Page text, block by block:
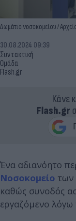
Δωμάτιο νοσοκομείου /
Συντακτική
Ομάδα
Flash.gr
30.08.2024 09:39
Κάνε
Flash.gr
Ένα αδιανόητο
Νοσοκομείο των
καθώς συνοδός
εργαζόμενο